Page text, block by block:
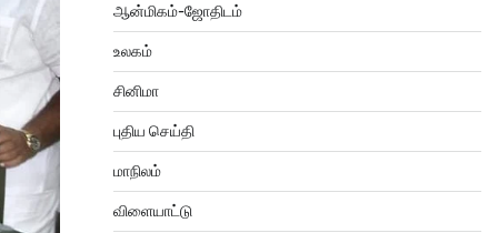
ஆன்மிகம்-ஜோதிடம்
உலகம்
சினிமா
புதிய செய்தி
மாநிலம்
விளையாட்டு